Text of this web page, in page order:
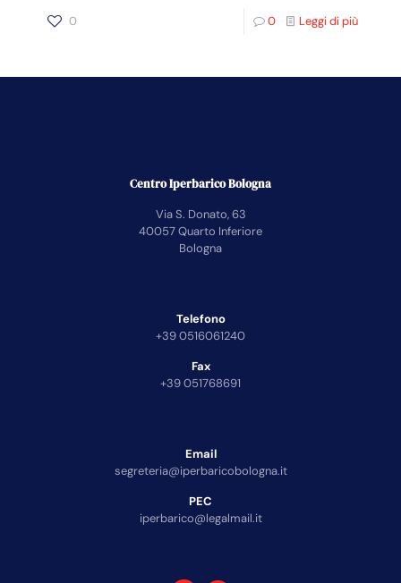
0 0 Leggi di più
Centro Iperbarico Bologna
Via S. Donato, 63
40057 Quarto Inferiore
Bologna
Telefono
+39 0516061240
Fax
+39 051768691
Email
segreteria@iperbaricobologna.it
PEC
iperbarico@legalmail.it